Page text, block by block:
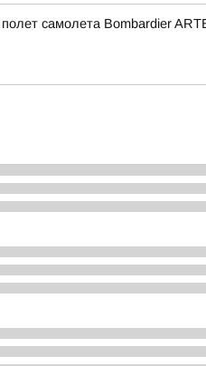
самолета Bombardier